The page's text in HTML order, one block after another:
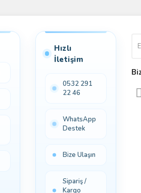
Hızlı
İletişim
0532 291
22 46
WhatsApp
Destek
Bize Ulaşın
Sipariş /
Kargo